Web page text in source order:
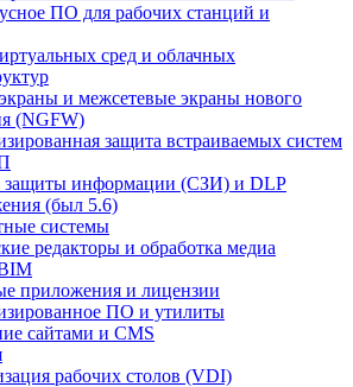
ПО для рабочих станций и
сред и облачных
и межсетевые экраны нового
(NGFW)
защита встраиваемых систем
защиты информации (СЗИ) и DLP
(был 5.6)
системы
редакторы и обработка медиа
приложения и лицензии
ПО и утилиты
сайтами и CMS
рабочих столов (VDI)